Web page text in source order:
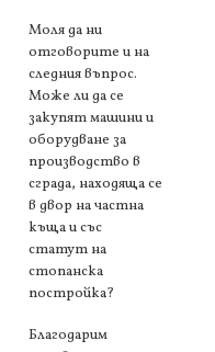
Моля да ни
отговорите и на
следния въпрос.
Може ли да се
закупят машини и
оборудване за
производство в
сграда, находяща се
в двор на частна
къща и със
статут на
стопанска
постройка?
Благодарим